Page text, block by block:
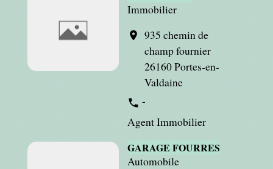
Immobilier
location_on 935 chemin de
champ fournier
26160 Portes-en-
Valdaine
phone -
Agent Immobilier
GARAGE FOURRES
Automobile